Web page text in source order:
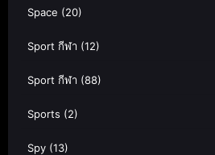
Space (20)
Sport กีฬา (12)
Sport กีฬา (88)
Sports (2)
Spy (13)